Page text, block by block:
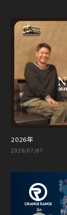
2026年
2026/07/07